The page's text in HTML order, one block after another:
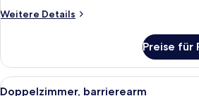
Weitere Details
Weitere
Tailor
Twin
Preise für
Alle
Ein
5
Doppelzimmer, barrierearm